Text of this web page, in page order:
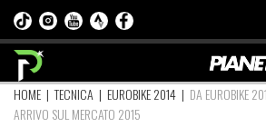
HOME |TECNICA | EUROBIKE 2014 | DA EUROBIKE
ARRIVO SUL MERCATO 2015